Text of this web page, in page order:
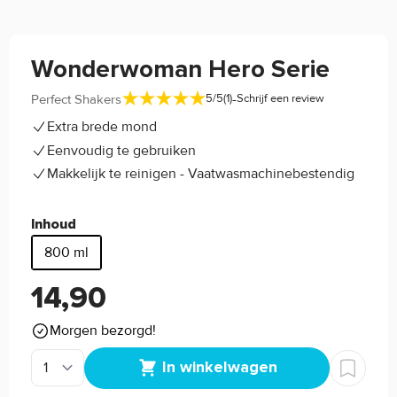
Wonderwoman Hero Serie
Perfect Shakers 5/5(1)-Schrijf een review
Extra brede mond
Eenvoudig te gebruiken
Makkelijk te reinigen - Vaatwasmachinebestendig
Inhoud
800 ml
14,90
Morgen bezorgd!
In winkelwagen